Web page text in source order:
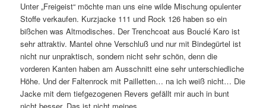
Unter „Freigeist“ möchte man uns eine wilde Mischung opulenter
Stoffe verkaufen. Kurzjacke 111 und Rock 126 haben so ein
bißchen was Altmodisches. Der Trenchcoat aus Bouclé Karo ist
sehr attraktiv. Mantel ohne Verschluß und nur mit Bindegürtel ist
nicht nur unpraktisch, sondern nicht sehr schön, denn die
vorderen Kanten haben am Ausschnitt eine sehr unterschiedliche
Höhe. Und der Faltenrock mit Pailletten… na ich weiß nicht… Die
Jacke mit dem tiefgezogenen Revers gefällt mir auch in bunt